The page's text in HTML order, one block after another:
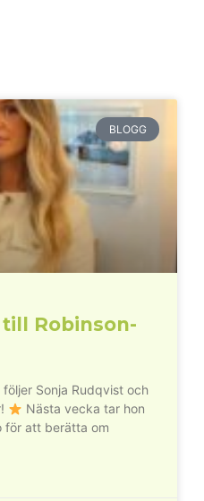
BLOGG
Robinson-
Sonja Rudqvist och
Nästa vecka tar hon
för att berätta om